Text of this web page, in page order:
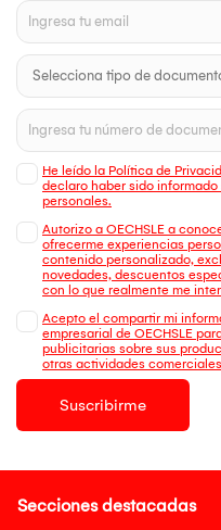
He leído la Política de
declaro haber sido
personales.
Autorizo a OECHSLE a
ofrecerme experiencias
contenido personalizado,
novedades, descuentos
con lo que realmente me
Acepto el compartir mi
empresarial de OECHSLE
publicitarias sobre sus
otras actividades
Suscribirme
Secciones destacadas